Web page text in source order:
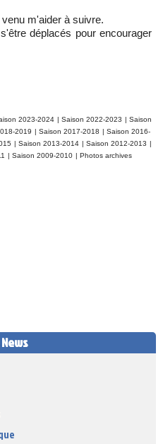
m'aider à suivre.
déplacés pour encourager
2023-2024 Saison 2022-2023
Saison
2019 Saison 2017-2018
Saison 2016-
Saison 2013-2014 Saison 2012-2013
Saison 2009-2010 Photos archives